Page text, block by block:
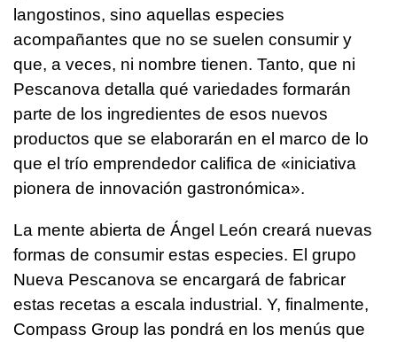
langostinos, sino aquellas especies
acompañantes que no se suelen consumir y
que, a veces, ni nombre tienen. Tanto, que ni
Pescanova detalla qué variedades formarán
parte de los ingredientes de esos nuevos
productos que se elaborarán en el marco de lo
que el trío emprendedor califica de «iniciativa
pionera de innovación gastronómica».
La mente abierta de Ángel León creará nuevas
formas de consumir estas especies. El grupo
Nueva Pescanova se encargará de fabricar
estas recetas a escala industrial. Y, finalmente,
Compass Group las pondrá en los menús que